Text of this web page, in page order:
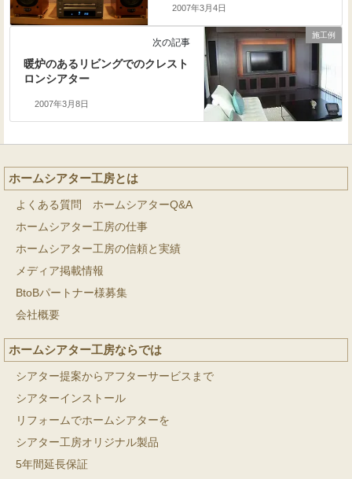
2007年3月4日
施工例
次の記事
暖炉のあるリビングでのクレスト
ロンシアター
2007年3月8日
ホームシアター工房とは
よくある質問 ホームシアターQ&A
ホームシアター工房の仕事
ホームシアター工房の信頼と実績
メディア掲載情報
BtoBパートナー様募集
会社概要
ホームシアター工房ならでは
シアター提案からアフターサービスまで
シアターインストール
リフォームでホームシアターを
シアター工房オリジナル製品
5年間延長保証